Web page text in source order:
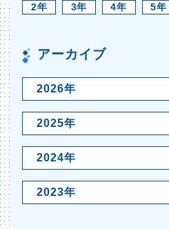
2年 3年 4年 5年
アーカイブ
2026年
2025年
2024年
2023年